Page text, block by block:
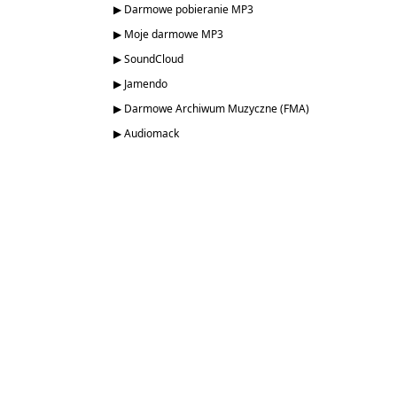
▶ Darmowe pobieranie MP3
▶ Moje darmowe MP3
▶ SoundCloud
▶ Jamendo
▶ Darmowe Archiwum Muzyczne (FMA)
▶ Audiomack